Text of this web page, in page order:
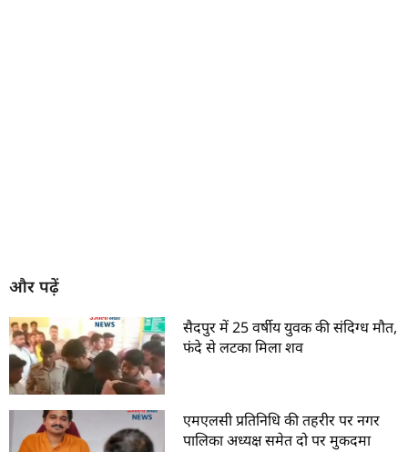
और पढ़ें
सैदपुर में 25 वर्षीय युवक की संदिग्ध मौत,
फंदे से लटका मिला शव
एमएलसी प्रतिनिधि की तहरीर पर नगर
पालिका अध्यक्ष समेत दो पर मुकदमा